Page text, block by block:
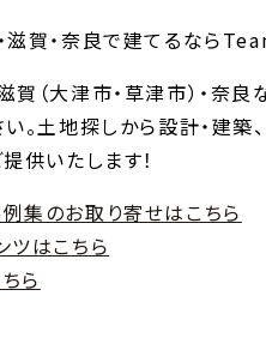
滋賀・奈良で建てるなら
賀（大津市・草津市）・
。土地探しから設計・建築
供いたします！
集のお取り寄せはこちら
はこちら
ら